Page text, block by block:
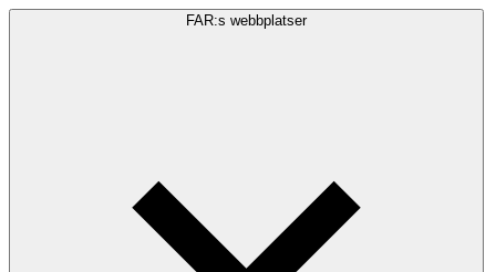
FAR:s webbplatser